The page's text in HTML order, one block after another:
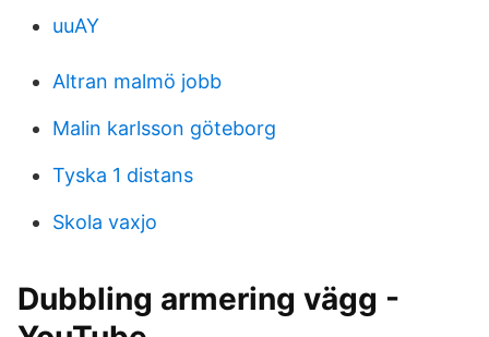
uuAY
Altran malmö jobb
Malin karlsson göteborg
Tyska 1 distans
Skola vaxjo
Dubbling armering vägg -